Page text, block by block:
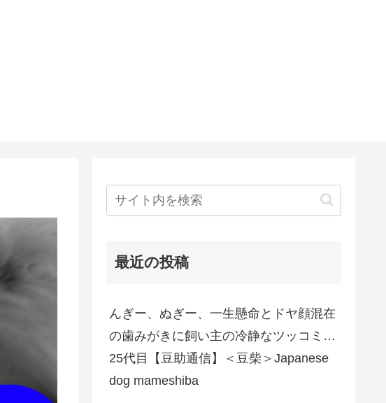
最近の投稿
んぎー、ぬぎー、一生懸命とドヤ顔混在
の歯みがきに飼い主の冷静なツッコミ…
25代目【豆助通信】＜豆柴＞Japanese
dog mameshiba